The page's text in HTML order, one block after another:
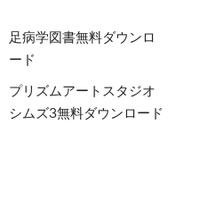
足病学図書無料ダウンロ
ード
プリズムアートスタジオ
シムズ3無料ダウンロード